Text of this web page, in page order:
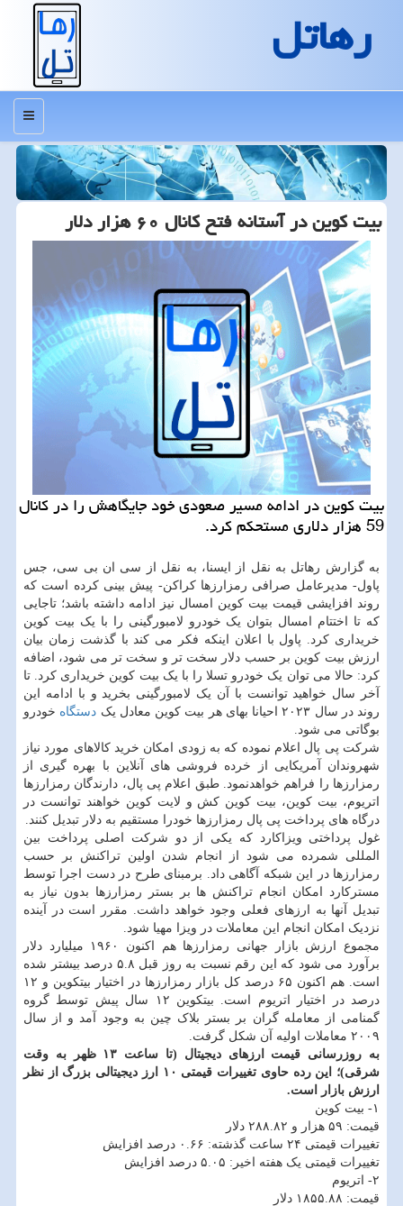
رهاتل
منو
بیت كوین در آستانه فتح كانال ۶۰ هزار دلار
بیت کوین در ادامه مسیر صعودی خود جایگاهش را در کانال
59 هزار دلاری مستحکم کرد.
به گزارش رهاتل به نقل از ایسنا، به نقل از سی ان بی سی، جس
پاول- مدیرعامل صرافی رمزارزها کراکن- پیش بینی کرده است که
روند افزایشی قیمت بیت کوین امسال نیز ادامه داشته باشد؛ تاجایی
که تا اختتام امسال بتوان یک خودرو لامبورگینی را با یک بیت کوین
خریداری کرد. پاول با اعلان اینکه فکر می کند با گذشت زمان بیان
ارزش بیت کوین بر حسب دلار سخت تر و سخت تر می شود، اضافه
کرد: حالا می توان یک خودرو تسلا را با یک بیت کوین خریداری کرد. تا
آخر سال خواهید توانست با آن یک لامبورگینی بخرید و با ادامه این
روند در سال ۲۰۲۳ احیانا بهای هر بیت کوین معادل یک
دستگاه خودرو
بوگاتی می شود.
شرکت پی پال اعلام نموده که به زودی امکان خرید کالاهای مورد نیاز
شهروندان آمریکایی از خرده فروشی های آنلاین با بهره گیری از
رمزارزها را فراهم خواهدنمود. طبق اعلام پی پال، دارندگان رمزارزها
اتریوم، بیت کوین، بیت کوین کش و لایت کوین خواهند توانست در
درگاه های پرداخت پی پال رمزارزها خودرا مستقیم به دلار تبدیل کنند.
غول پرداختی ویزاکارد که یکی از دو شرکت اصلی پرداخت بین
المللی شمرده می شود از انجام شدن اولین تراکنش بر حسب
رمزارزها در این شبکه آگاهی داد. برمبنای طرح در دست اجرا توسط
مسترکارد امکان انجام تراکنش ها بر بستر رمزارزها بدون نیاز به
تبدیل آنها به ارزهای فعلی وجود خواهد داشت. مقرر است در آینده
نزدیک امکان انجام این معاملات در ویزا مهیا شود.
مجموع ارزش بازار جهانی رمزارزها هم اکنون ۱۹۶۰ میلیارد دلار
برآورد می شود که این رقم نسبت به روز قبل ۵.۸ درصد بیشتر شده
است. هم اکنون ۶۵ درصد کل بازار رمزارزها در اختیار بیتکوین و ۱۲
درصد در اختیار اتریوم است. بیتکوین ۱۲ سال پیش توسط گروه
گمنامی از معامله گران بر بستر بلاک چین به وجود آمد و از سال
۲۰۰۹ معاملات اولیه آن شکل گرفت.
به روزرسانی قیمت ارزهای دیجیتال (تا ساعت ۱۳ ظهر به وقت
شرقی)؛ این رده حاوی تغییرات قیمتی ۱۰ ارز دیجیتالی بزرگ از نظر
ارزش بازار است.
۱- بیت کوین
قیمت: ۵۹ هزار و ۲۸۸.۸۲ دلار
تغییرات قیمتی ۲۴ ساعت گذشته: ۰.۶۶ درصد افزایش
تغییرات قیمتی یک هفته اخیر: ۵.۰۵ درصد افزایش
۲- اتریوم
قیمت: ۱۸۵۵.۸۸ دلار